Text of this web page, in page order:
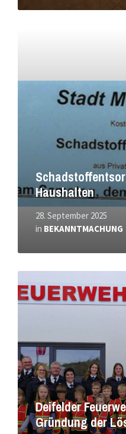
Haushalten
28. September 2025
in BEKANNTMACHUNG
Deifelder
Gründung der
Mehr
erfahren